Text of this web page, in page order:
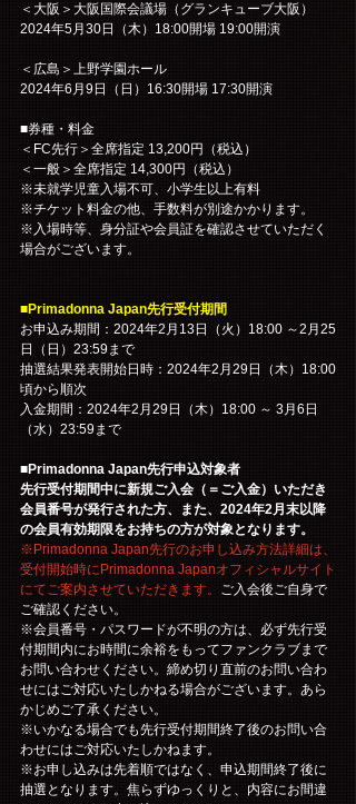
＜大阪＞大阪国際会議場（グランキューブ大阪）
2024年5月30日（木）18:00開場 19:00開演
＜広島＞上野学園ホール
2024年6月9日（日）16:30開場 17:30開演
■券種・料金
＜FC先行＞全席指定 13,200円（税込）
＜一般＞全席指定 14,300円（税込）
※未就学児童入場不可、小学生以上有料
※チケット料金の他、手数料が別途かかります。
※入場時等、身分証や会員証を確認させていただく
場合がございます。
■Primadonna Japan先行受付期間
お申込み期間：2024年2月13日（火）18:00 ～2月25
日（日）23:59まで
抽選結果発表開始日時：2024年2月29日（木）18:00
頃から順次
入金期間：2024年2月29日（木）18:00 ～ 3月6日
（水）23:59まで
■Primadonna Japan先行申込対象者
先行受付期間中に新規ご入会（＝ご入金）いただき
会員番号が発行された方、また、2024年2月末以降
の会員有効期限をお持ちの方が対象となります。
※Primadonna Japan先行のお申し込み方法詳細は、
受付開始時にPrimadonna Japanオフィシャルサイト
にてご案内させていただきます。 ご入会後ご自身で
ご確認ください。
※会員番号・パスワードが不明の方は、必ず先行受
付期間内にお時間に余裕をもってファンクラブまで
お問い合わせください。締め切り直前のお問い合わ
せにはご対応いたしかねる場合がございます。あら
かじめご了承ください。
※いかなる場合でも先行受付期間終了後のお問い合
わせにはご対応いたしかねます。
※お申し込みは先着順ではなく、申込期間終了後に
抽選となります。焦らずゆっくりと、内容にお間違